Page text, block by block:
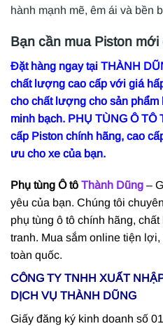
hành mạnh mẽ, êm ái và bền
Bạn cần mua Piston
Đặt hàng ngay tại THÀNH
chất lượng cao cấp với giá
cho chất lượng cho sản
minh bạch. PHỤ TÙNG Ô
cấp Piston chính hãng, cao
ưu cho xe của bạn.
Phụ tùng Ô tô Thành Dũng –
yêu của bạn. Chúng tôi
phụ tùng ô tô chính hãng,
tranh. Mua sắm online tiện
toàn quốc.
CÔNG TY TNHH XUẤT
DỊCH VỤ THÀNH DŨNG
Giấy đăng ký kinh doanh số